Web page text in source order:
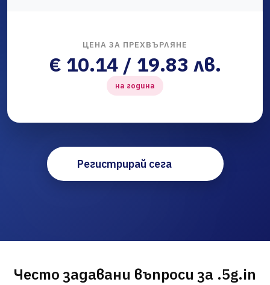
ЦЕНА ЗА ПРЕХВЪРЛЯНЕ
€ 10.14 / 19.83 лв.
на година
Регистрирай сега
Често задавани въпроси за .5g.in